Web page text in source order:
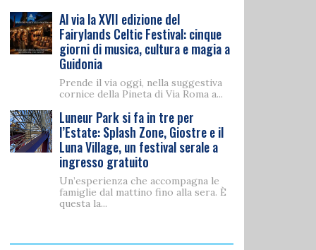
Al via la XVII edizione del
Fairylands Celtic Festival: cinque
giorni di musica, cultura e magia a
Guidonia
Prende il via oggi, nella suggestiva
cornice della Pineta di Via Roma a...
Luneur Park si fa in tre per
l’Estate: Splash Zone, Giostre e il
Luna Village, un festival serale a
ingresso gratuito
Un’esperienza che accompagna le
famiglie dal mattino fino alla sera. È
questa la...